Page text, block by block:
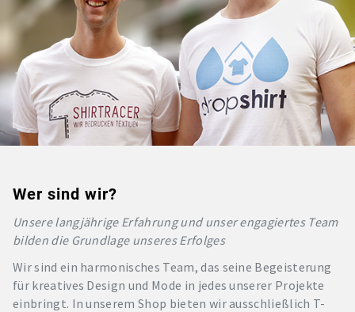
Wer sind wir?
Unsere langjährige Erfahrung und unser engagiertes Team
bilden die Grundlage unseres Erfolges
Wir sind ein harmonisches Team, das seine Begeisterung
für kreatives Design und Mode in jedes unserer Projekte
einbringt. In unserem Shop bieten wir ausschließlich T-